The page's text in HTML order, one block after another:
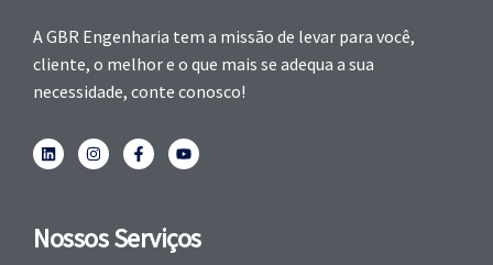
A GBR Engenharia tem a missão de levar para você,
cliente, o melhor e o que mais se adequa a sua
necessidade, conte conosco!
Nossos Serviços